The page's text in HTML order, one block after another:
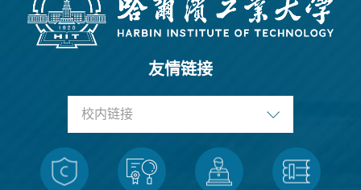
友情链接
校内链接